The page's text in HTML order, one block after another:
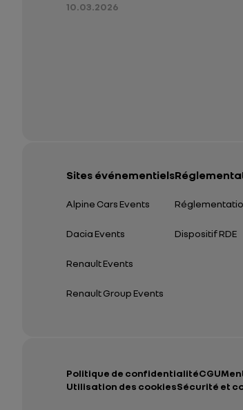
10.03.2026
Sites événementiels
Alpine Cars Events
Dacia Events
Renault Events
Renault Group Events
Dispositif RDE
Politique de confidentialitéCGU
Utilisation des cookiesSécurité et